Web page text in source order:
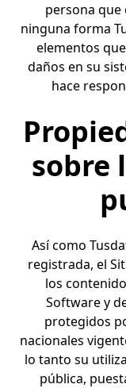
persona que
ninguna forma
elementos
daños en su
hace
sobre
Así como
registrada, el
los
Software y
protegidos
nacionales
lo tanto su
pública,